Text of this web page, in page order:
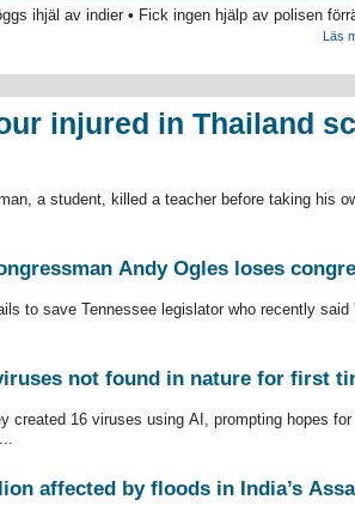
ihjäl av indier • Fick ingen hjälp av polisen
Läs
injured in Thailand
a student, killed a teacher before taking his
Andy Ogles loses
to save Tennessee legislator who recently
not found in nature for first
created 16 viruses using AI, prompting hopes
affected by floods in India’s